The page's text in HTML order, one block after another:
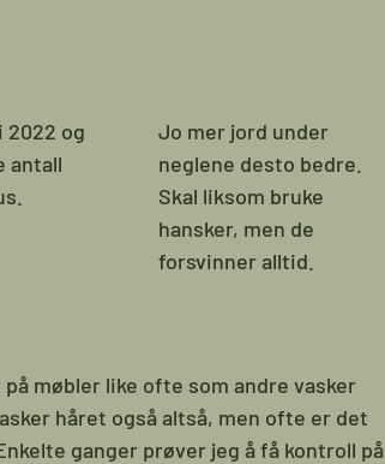
2022 og
antall
Jo mer jord under
neglene desto bedre.
Skal liksom bruke
hansker, men de
forsvinner alltid.
møbler like ofte som andre vasker
håret også altså, men ofte er det
ganger prøver jeg å få kontroll på